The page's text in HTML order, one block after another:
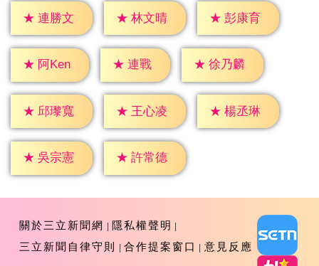
★ 連勝文 ★ 林文晴 ★ 彭康育
★ 阿Ken ★ 連戰 ★ 徐乃麟
★ 邱瓈寬 ★ 王心凌 ★ 楊丞琳
★ 吳宗憲 ★ 許常德
關於三立新聞網
隱私權聲明
三立新聞自律守則
合作提案窗口 意見反應